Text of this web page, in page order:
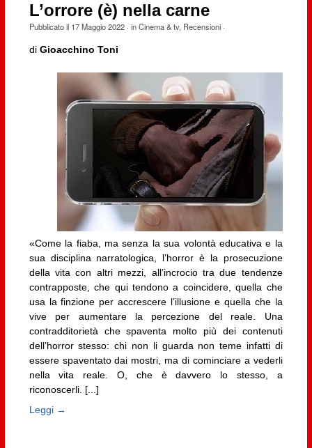
L’orrore (è) nella carne
Pubblicato il 17 Maggio 2022· inCinema & tv, Recensioni·
di Gioacchino Toni
«Come la fiaba, ma senza la sua volontà educativa e la
sua disciplina narratologica, l’horror è la prosecuzione
della vita con altri mezzi, all’incrocio tra due tendenze
contrapposte, che qui tendono a coincidere, quella che
usa la finzione per accrescere l’illusione e quella che la
vive per aumentare la percezione del reale. Una
contradditorietà che spaventa molto più dei contenuti
dell’horror stesso: chi non li guarda non teme infatti di
essere spaventato dai mostri, ma di cominciare a vederli
nella vita reale. O, che è davvero lo stesso, a
riconoscerli. [...]
Leggi →